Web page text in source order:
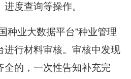
度查询等操作。
种业大数据平台”种业管理
进行材料审核。审核中发现
全的，一次性告知补充完